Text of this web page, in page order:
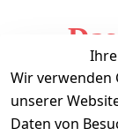
Wir verwenden
unserer
Daten von